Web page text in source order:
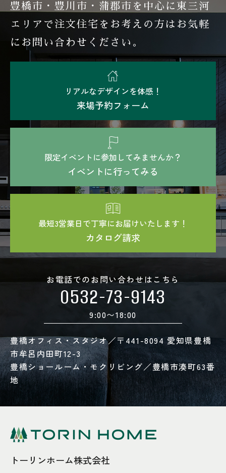
豊橋市・豊川市・蒲郡市を中心に東三河
エリアで注文住宅を お考えの方はお気軽
にお問い合わせください。
リアルなデザインを体感！
来場予約フォーム
限定イベントに参加してみませんか？
イベントに行ってみる
最短3営業日で丁寧にお届けいたします！
カタログ請求
お電話でのお問い合わせはこちら
0532-73-9143
9:00〜18:00
豊橋オフィス・スタジオ／〒441-8094 愛知県豊橋
市牟呂内田町12-3
豊橋ショールーム・モクリビング／豊橋市湊町63番
地
トーリンホーム株式会社